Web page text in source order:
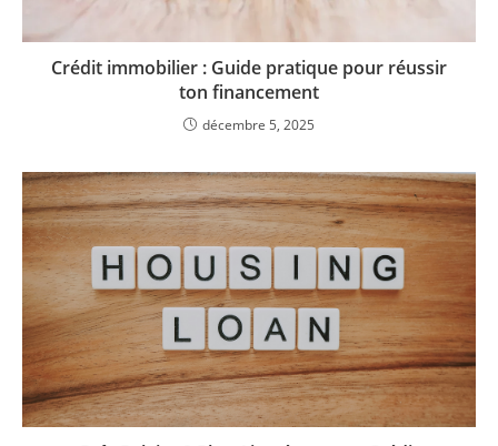
Crédit immobilier : Guide pratique pour réussir
ton financement
décembre 5, 2025